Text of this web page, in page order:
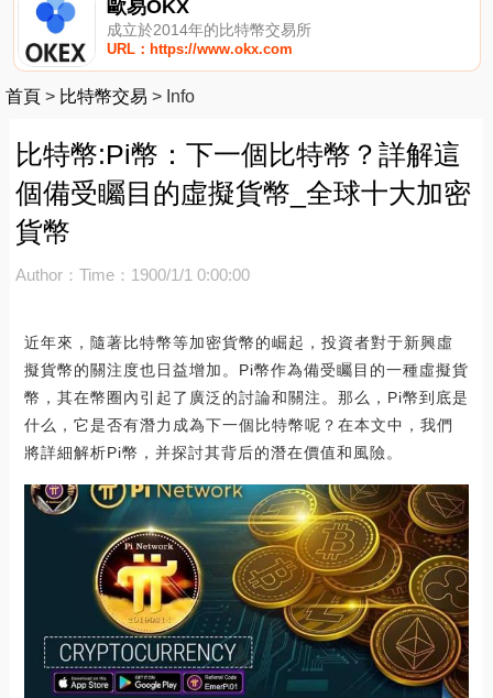
歐易OKX
成立於2014年的比特幣交易所
URL：https://www.okx.com
首頁 > 比特幣交易 > Info
比特幣:Pi幣：下一個比特幣？詳解這
個備受矚目的虛擬貨幣_全球十大加密
貨幣
Author： Time：1900/1/1 0:00:00
近年來，隨著比特幣等加密貨幣的崛起，投資者對于新興虛
擬貨幣的關注度也日益增加。Pi幣作為備受矚目的一種虛擬貨
幣，其在幣圈內引起了廣泛的討論和關注。那么，Pi幣到底是
什么，它是否有潛力成為下一個比特幣呢？在本文中，我們
將詳細解析Pi幣，并探討其背后的潛在價值和風險。